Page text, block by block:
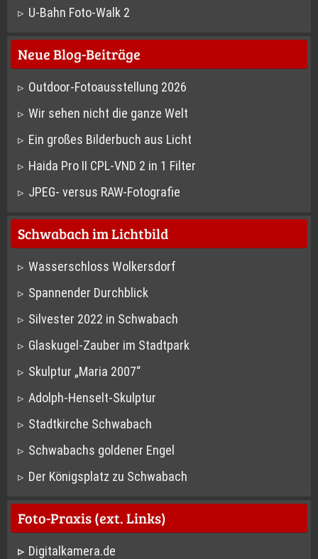
U-Bahn Foto-Walk 2
Neue Blog-Beiträge
Outdoor-Fotoausstellung 2026
Wir sehen nicht die ganze Welt
Ein großes Bilderbuch aus Licht
Haida Pro II CPL-VND 2 in 1 Filter
JPEG- versus RAW-Fotografie
Schwabach im Lichtbild
Wasserschloss Wolkersdorf
Spannender Durchblick
Silvester 2022 in Schwabach
Glaskugel-Zauber im Stadtpark
Skulptur „Maria 2007“
Adolph-Henselt-Skulptur
Stadtkirche Schwabach
Schwabachs goldener Engel
Der Königsplatz zu Schwabach
Foto-Praxis (ext. Links)
Digitalkamera.de